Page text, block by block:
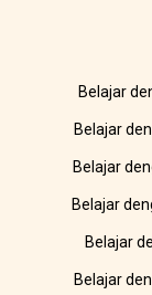
Belajar
Belajar
Belajar
Belajar
Belajar
Belajar